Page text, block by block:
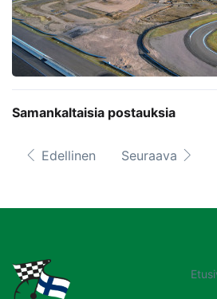
Samankaltaisia postauksia
Edellinen Seuraava